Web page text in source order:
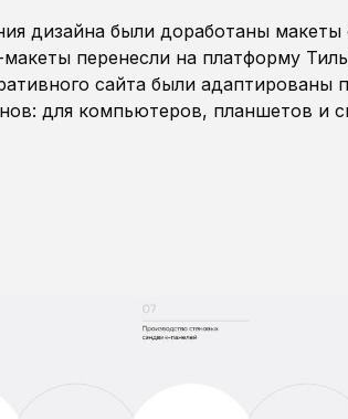
дизайна были доработаны
перенесли на платформу
сайта были адаптированы
для компьютеров, планшетов и